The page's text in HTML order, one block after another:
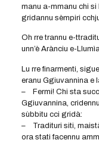
manu a-mmanu chi
gridannu sèmpiri
Oh rre trannu e-
unn’è Arànciu e-
Lu rre finarmenti,
eranu Ggiuvannina e
– Fermi! Chi sta
Ggiuvannina,
sùbbitu cci gridà:
– Tradituri siti,
ora stati facennu